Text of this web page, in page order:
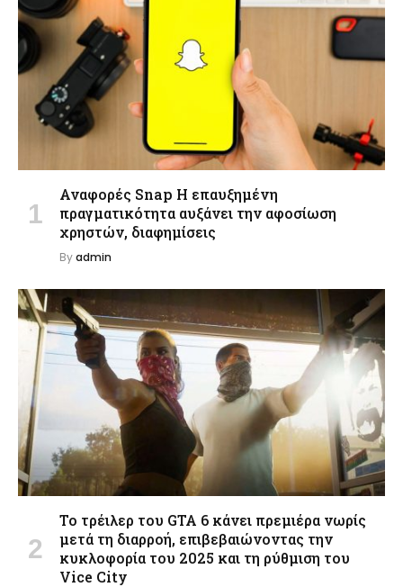
Αναφορές Snap Η επαυξημένη
πραγματικότητα αυξάνει την αφοσίωση
χρηστών, διαφημίσεις
Byadmin
Το τρέιλερ του GTA 6 κάνει πρεμιέρα νωρίς
μετά τη διαρροή, επιβεβαιώνοντας την
κυκλοφορία του 2025 και τη ρύθμιση του
Vice City